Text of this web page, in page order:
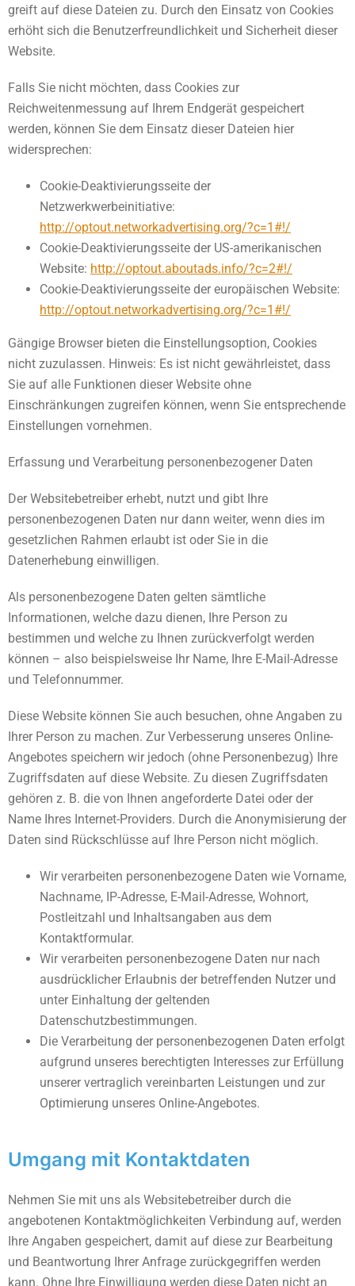
greift auf diese Dateien zu. Durch den Einsatz von Cookies
erhöht sich die Benutzerfreundlichkeit und Sicherheit dieser
Website.
Falls Sie nicht möchten, dass Cookies zur
Reichweitenmessung auf Ihrem Endgerät gespeichert
werden, können Sie dem Einsatz dieser Dateien hier
widersprechen:
Cookie-Deaktivierungsseite der
Netzwerkwerbeinitiative:
http://optout.networkadvertising.org/?c=1#!/
Cookie-Deaktivierungsseite der US-amerikanischen
Website: http://optout.aboutads.info/?c=2#!/
Cookie-Deaktivierungsseite der europäischen Website:
http://optout.networkadvertising.org/?c=1#!/
Gängige Browser bieten die Einstellungsoption, Cookies
nicht zuzulassen. Hinweis: Es ist nicht gewährleistet, dass
Sie auf alle Funktionen dieser Website ohne
Einschränkungen zugreifen können, wenn Sie entsprechende
Einstellungen vornehmen.
Erfassung und Verarbeitung personenbezogener Daten
Der Websitebetreiber erhebt, nutzt und gibt Ihre
personenbezogenen Daten nur dann weiter, wenn dies im
gesetzlichen Rahmen erlaubt ist oder Sie in die
Datenerhebung einwilligen.
Als personenbezogene Daten gelten sämtliche
Informationen, welche dazu dienen, Ihre Person zu
bestimmen und welche zu Ihnen zurückverfolgt werden
können – also beispielsweise Ihr Name, Ihre E-Mail-Adresse
und Telefonnummer.
Diese Website können Sie auch besuchen, ohne Angaben zu
Ihrer Person zu machen. Zur Verbesserung unseres Online-
Angebotes speichern wir jedoch (ohne Personenbezug) Ihre
Zugriffsdaten auf diese Website. Zu diesen Zugriffsdaten
gehören z. B. die von Ihnen angeforderte Datei oder der
Name Ihres Internet-Providers. Durch die Anonymisierung der
Daten sind Rückschlüsse auf Ihre Person nicht möglich.
Wir verarbeiten personenbezogene Daten wie Vorname,
Nachname, IP-Adresse, E-Mail-Adresse, Wohnort,
Postleitzahl und Inhaltsangaben aus dem
Kontaktformular.
Wir verarbeiten personenbezogene Daten nur nach
ausdrücklicher Erlaubnis der betreffenden Nutzer und
unter Einhaltung der geltenden
Datenschutzbestimmungen.
Die Verarbeitung der personenbezogenen Daten erfolgt
aufgrund unseres berechtigten Interesses zur Erfüllung
unserer vertraglich vereinbarten Leistungen und zur
Optimierung unseres Online-Angebotes.
Umgang mit Kontaktdaten
Nehmen Sie mit uns als Websitebetreiber durch die
angebotenen Kontaktmöglichkeiten Verbindung auf, werden
Ihre Angaben gespeichert, damit auf diese zur Bearbeitung
und Beantwortung Ihrer Anfrage zurückgegriffen werden
kann. Ohne Ihre Einwilligung werden diese Daten nicht an